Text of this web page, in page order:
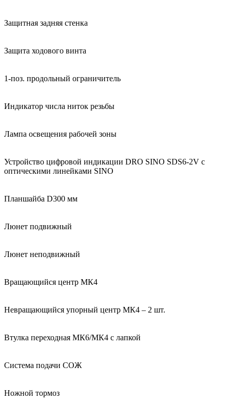
Защитная задняя стенка
Защита ходового винта
1-поз. продольный ограничитель
Индикатор числа ниток резьбы
Лампа освещения рабочей зоны
Устройство цифровой индикации DRO SINO SDS6-2V с
оптическими линейками SINO
Планшайба D300 мм
Люнет подвижный
Люнет неподвижный
Вращающийся центр MК4
Невращающийся упорный центр MК4 – 2 шт.
Втулка переходная MК6/MК4 с лапкой
Система подачи СОЖ
Ножной тормоз